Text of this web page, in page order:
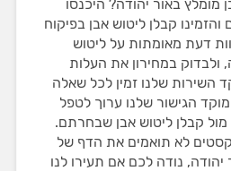
מומלץ באור יהודה? היכנסו
קבלן ליטוש אבן בפיקוח
דעת מאומתות על ליטוש
ולבדוק במחירון את העלות
השירות שלנו זמין לכל שאלה
הגישור שלנו ערוך לטפל
קבלן ליטוש אבן שבחרתם.
לא תואמים את הדף של
יהודה, נודה לכם אם תעירו לנו